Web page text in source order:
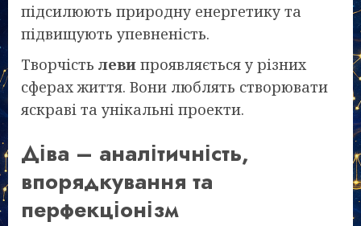
підсилюють природну енергетику та
підвищують упевненість.
Творчість леви проявляється у різних
сферах життя. Вони люблять створювати
яскраві та унікальні проекти.
Діва – аналітичність,
впорядкування та
перфекціонізм